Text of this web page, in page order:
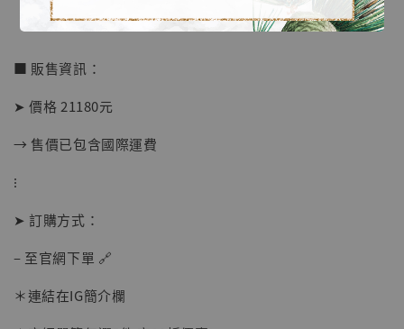
【店內現貨】海賊王 系列蒐藏雕像 布魯克達
摩 [7STARS Studio]
■ 販售資訊：
➤ 價格 21180元
→ 售價已包含國際運費
⁝
➤ 訂購方式：
– 至官網下單 🔗
＊連結在IG簡介欄